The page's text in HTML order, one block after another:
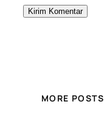
MORE POSTS